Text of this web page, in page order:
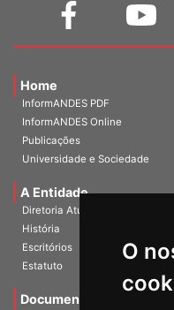
O
Home
InformANDES PDF
InformANDES Online
Publicações
Universidade e Sociedade
A Entidade
Diretoria Atual
História
Escritórios
Estatuto
Documentos